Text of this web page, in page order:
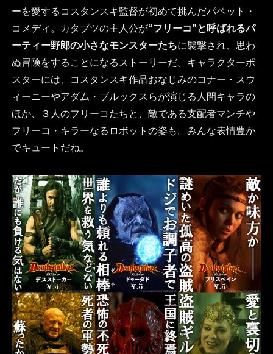
ーを愛するコスタンスキ監督が初めて挑んだパペット・
コメディ。カタブツの主人公が“フリーコ”と呼ばれるパ
ーティー野郎の小さなモンスターたちに襲撃され、思わ
ぬ冒険をすることになるストーリーだ。キャラクターポ
スターには、コスタンスキ作品おなじみのコナー・スウ
ィーニーやアダム・ブルックスらが演じる人間キャラの
ほか、３人のフリーコたちと、敵である支配者マンチや
フリーコ・キラーなるロボットの姿も。みんな表情豊か
でキュートだね。